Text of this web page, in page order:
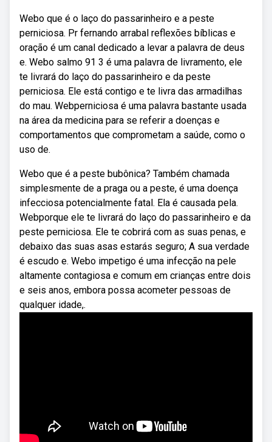
Webo que é o laço do passarinheiro e a peste
perniciosa. Pr fernando arrabal reflexões bíblicas e
oração é um canal dedicado a levar a palavra de deus
e. Webo salmo 91 3 é uma palavra de livramento, ele
te livrará do laço do passarinheiro e da peste
perniciosa. Ele está contigo e te livra das armadilhas
do mau. Webperniciosa é uma palavra bastante usada
na área da medicina para se referir a doenças e
comportamentos que comprometam a saúde, como o
uso de.
Webo que é a peste bubônica? Também chamada
simplesmente de a praga ou a peste, é uma doença
infecciosa potencialmente fatal. Ela é causada pela.
Webporque ele te livrará do laço do passarinheiro e da
peste perniciosa. Ele te cobrirá com as suas penas, e
debaixo das suas asas estarás seguro; A sua verdade
é escudo e. Webo impetigo é uma infecção na pele
altamente contagiosa e comum em crianças entre dois
e seis anos, embora possa acometer pessoas de
qualquer idade,.